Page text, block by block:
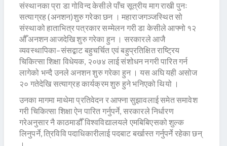
संस्थानका प्रा डा गोविन्द केसीले पाँच सूत्रीय माग राखी पुनः
सत्याग्रह (अनशन)शुरु गरेका छन । महाराजगञ्जस्थित सो
संस्थाको हाताभित्र पत्रकार सम्मेलन गरी डा केसीले आफ्नो १२
औँ अनशन आजदेखि शुरु गरेका हुन । सरकारले आजै
व्यवस्थापिका–संसद्बाट बहुचर्चित एवं बहुप्रतिक्षित राष्ट्रिय
चिकित्सा शिक्षा विधेयक, २०७४ लाई संशोधन नगरी पारित गर्न
लागेको भन्दै उनले अनशन शुरु गरेका हुन । यस अघि यही असोज
२० गतेदेखि सत्याग्रह कार्यक्रम शुरु हुने भनिएको थियो ।
उनका मागमा माथेमा प्रतिवेदन र आफ्ना सुझावलाई समेत समावेश
गरी चिकित्सा शिक्षा ऐन पारित गर्नुपर्ने, सरकारले निर्धारण
गरेअनुसार नै काठमाडौँ विश्वविद्यालयले एमबिबिएसको शुल्क
लिनुपर्ने, त्रिविवि पदाधिकारीलाई पदबाट बर्खास्त गर्नुपर्ने रहेका छन्